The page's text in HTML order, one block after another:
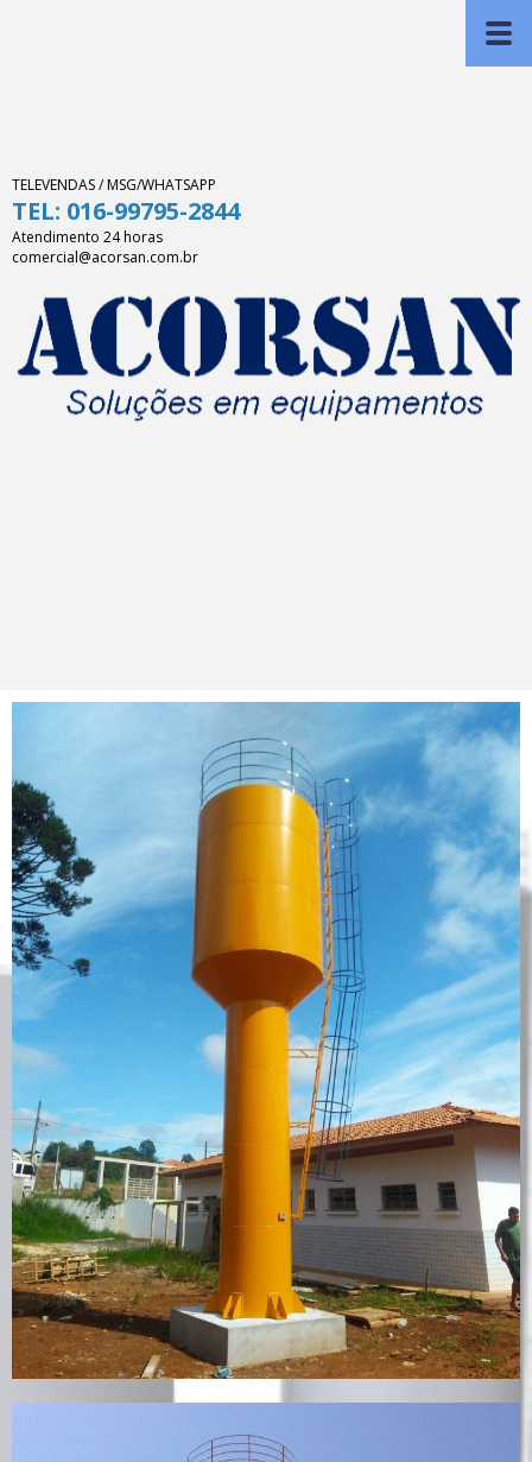
TELEVENDAS / MSG/WHATSAPP
TEL: 016-99795-2844
Atendimento 24 horas
comercial@acorsan.com.br